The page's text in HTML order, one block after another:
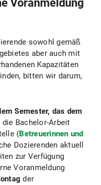
Voranmeldung
sowohl gemäß
aber auch mit
Kapazitäten
bitten wir darum,
Semester, das dem
die Bachelor-Arbeit
(Betreuerinnen und
Dozierenden aktuell
zur Verfügung
Voranmeldung
der